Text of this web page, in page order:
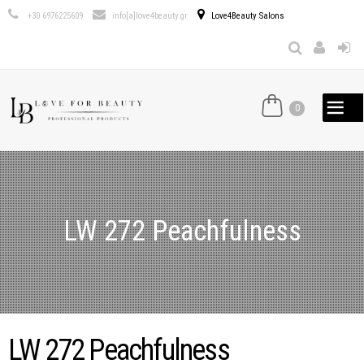
προς το
+30 6976225609 info[a]love4beauty.gr Love4Beauty Salons
0
LW 272 Peachfulness
LW 272 Peachfulness